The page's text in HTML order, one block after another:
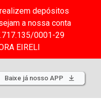
depósitos
a nossa conta
0001-29
EIRELI
Baixe já nosso APP